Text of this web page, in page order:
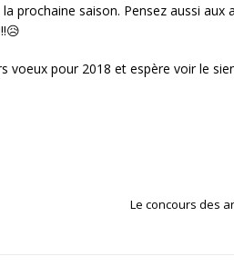
la prochaine saison. Pensez aussi aux
😥
voeux pour 2018 et espère voir le
Le concours des